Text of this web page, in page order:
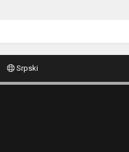
Srpski